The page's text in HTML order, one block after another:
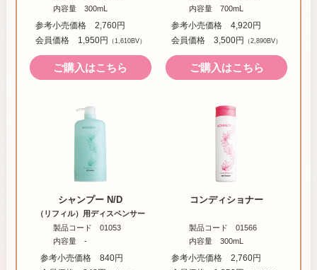
内容量 300mL
参考小売価格 2,760円
会員価格 1,950円
（1,610BV）
ご購入はこちら
内容量 700mL
参考小売価格 4,920円
会員価格 3,500円
（2,890BV）
ご購入はこちら
シャンプー N/D
（リフィル）用ディスペンサー
製品コード 01053
内容量 -
参考小売価格 840円
コンディショナー
製品コード 01566
内容量 300mL
参考小売価格 2,760円